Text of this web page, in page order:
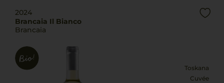
2024
Brancaia Il Bianco
Brancaia
Toskana
Cuvée